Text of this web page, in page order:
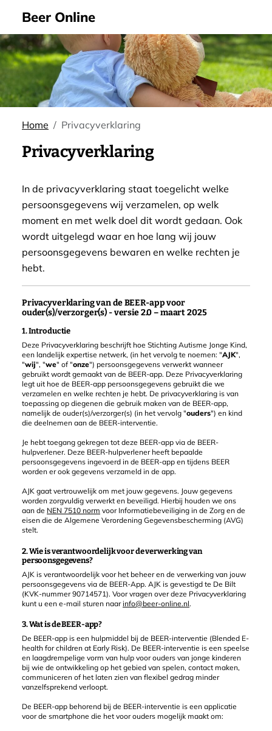
Beer Online
Home Privacyverklaring
Privacyverklaring
In de privacyverklaring staat toegelicht welke
persoonsgegevens wij verzamelen, op welk
moment en met welk doel dit wordt gedaan. Ook
wordt uitgelegd waar en hoe lang wij jouw
persoonsgegevens bewaren en welke rechten je
hebt.
Privacyverklaring van de BEER-app voor
ouder(s)/verzorger(s) - versie 2.0 – maart 2025
1. Introductie
Deze Privacyverklaring beschrijft hoe Stichting Autisme Jonge Kind,
een landelijk expertise netwerk, (in het vervolg te noemen: "AJK",
"wij", "we" of "onze") persoonsgegevens verwerkt wanneer
gebruikt wordt gemaakt van de BEER-app. Deze Privacyverklaring
legt uit hoe de BEER-app persoonsgegevens gebruikt die we
verzamelen en welke rechten je hebt. De privacyverklaring is van
toepassing op diegenen die gebruik maken van de BEER-app,
namelijk de ouder(s)/verzorger(s) (in het vervolg "ouders") en kind
die deelnemen aan de BEER-interventie.
Je hebt toegang gekregen tot deze BEER-app via de BEER-
hulpverlener. Deze BEER-hulpverlener heeft bepaalde
persoonsgegevens ingevoerd in de BEER-app en tijdens BEER
worden er ook gegevens verzameld in de app.
AJK gaat vertrouwelijk om met jouw gegevens. Jouw gegevens
worden zorgvuldig verwerkt en beveiligd. Hierbij houden we ons
aan de NEN 7510 norm voor Informatiebeveiliging in de Zorg en de
eisen die de Algemene Verordening Gegevensbescherming (AVG)
stelt.
2. Wie is verantwoordelijk voor de verwerking van
persoonsgegevens?
AJK is verantwoordelijk voor het beheer en de verwerking van jouw
persoonsgegevens via de BEER-App. AJK is gevestigd te De Bilt
(KVK-nummer 90714571). Voor vragen over deze Privacyverklaring
kunt u een e-mail sturen naarinfo@beer-online.nl.
3. Wat is de BEER-app?
De BEER-app is een hulpmiddel bij de BEER-interventie (Blended E-
health for children at Early Risk). De BEER-interventie is een speelse
en laagdrempelige vorm van hulp voor ouders van jonge kinderen
bij wie de ontwikkeling op het gebied van spelen, contact maken,
communiceren of het laten zien van flexibel gedrag minder
vanzelfsprekend verloopt.
De BEER-app behorend bij de BEER-interventie is een applicatie
voor de smartphone die het voor ouders mogelijk maakt om: